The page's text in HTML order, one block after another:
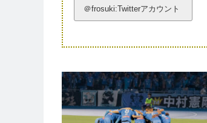
＠frosuki:Twitterアカウント